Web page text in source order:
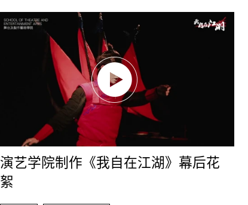
演艺学院制作《我自在江湖》幕后花
絮